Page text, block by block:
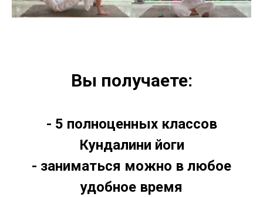
Вы получаете:
- 5 полноценных классов
Кундалини йоги
- заниматься можно в любое
удобное время